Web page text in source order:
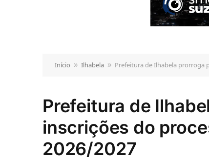
Início » Ilhabela » Prefeitura de Ilhabela prorroga
Prefeitura de
inscrições do
2026/2027